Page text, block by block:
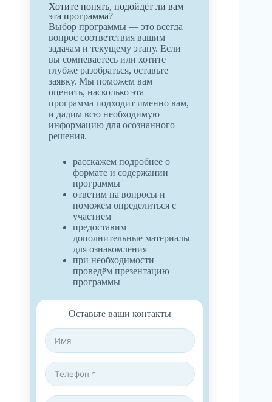
Хотите понять, подойдёт ли вам
эта программа?
Выбор программы — это всегда
вопрос соответствия вашим
задачам и текущему этапу. Если
вы сомневаетесь или хотите
глубже разобраться, оставьте
заявку. Мы поможем вам
оценить, насколько эта
программа подходит именно вам,
и дадим всю необходимую
информацию для осознанного
решения.
расскажем подробнее о
формате и содержании
программы
ответим на вопросы и
поможем определиться с
участием
предоставим
дополнительные материалы
для ознакомления
при необходимости
проведём презентацию
программы
Оставьте ваши контакты